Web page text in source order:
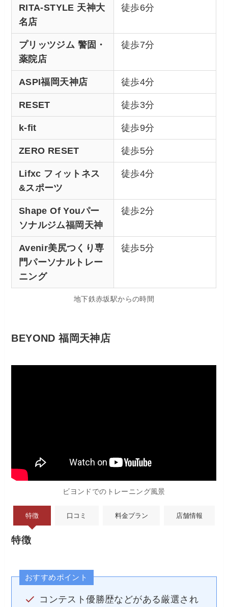
RITA-STYLE 天神大
名店
徒歩6分
プリッツジム 警固・
薬院店
徒歩7分
ASPI福岡天神店 徒歩4分
RESET 徒歩3分
k-fit 徒歩9分
ZERO RESET 徒歩5分
Lifxc フィットネス
&スポーツ
徒歩4分
Shape Of Youパー
ソナルジム福岡天神
徒歩2分
Avenir美尻つくり専
門パーソナルトレー
ニング
徒歩5分
地下鉄赤坂駅からの時間
BEYOND 福岡天神店
ビヨンドでのトレーニング風景
特徴 口コミ 料金プラン 店舗情報
特徴
おすすめポイント
コンテスト優勝歴などがある厳選され